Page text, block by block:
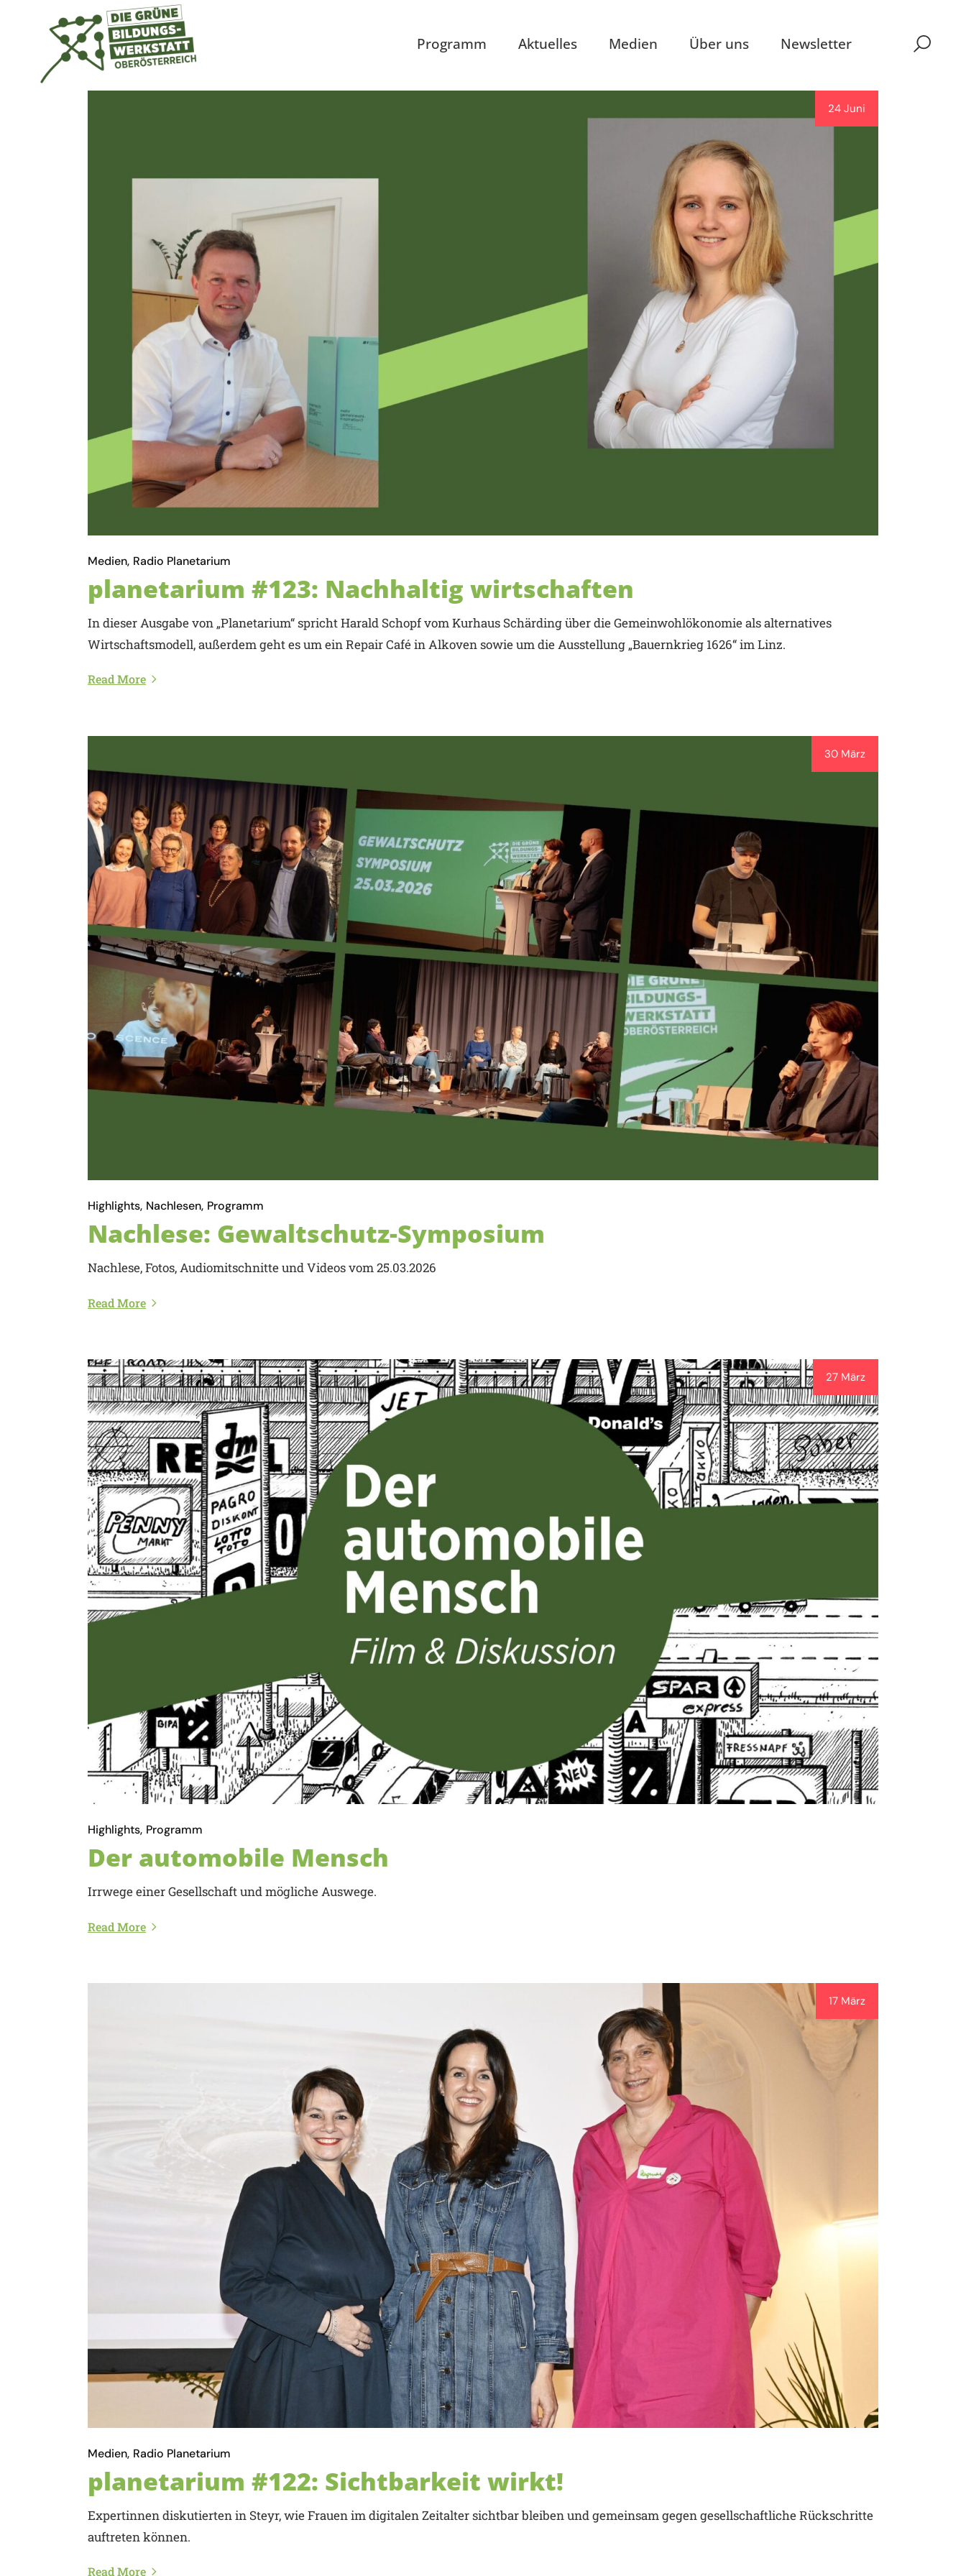
Programm Aktuelles Medien Über uns Newsletter
24 Juni
Medien Radio Planetarium
planetarium #123: Nachhaltig wirtschaften
In dieser Ausgabe von „Planetarium“ spricht Harald Schopf vom Kurhaus Schärding über die Gemeinwohlökonomie als alternatives
Wirtschaftsmodell, außerdem geht es um ein Repair Café in Alkoven sowie um die Ausstellung „Bauernkrieg 1626“ im Linz.
Read More
30 März
Highlights Nachlesen Programm
Nachlese: Gewaltschutz-Symposium
Nachlese, Fotos, Audiomitschnitte und Videos vom 25.03.2026
Read More
27 März
Highlights Programm
Der automobile Mensch
Irrwege einer Gesellschaft und mögliche Auswege.
Read More
17 März
Medien Radio Planetarium
planetarium #122: Sichtbarkeit wirkt!
Expertinnen diskutierten in Steyr, wie Frauen im digitalen Zeitalter sichtbar bleiben und gemeinsam gegen gesellschaftliche Rückschritte
auftreten können.
Read More